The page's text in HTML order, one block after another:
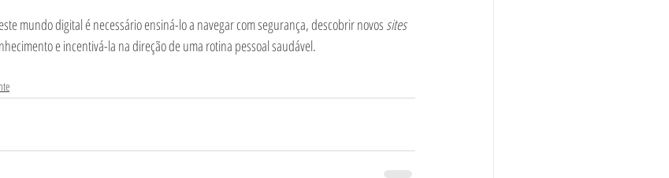
mundo digital é necessário ensiná-lo a navegar com segurança, descobrir novos sites
e incentivá-la na direção de uma rotina pessoal saudável.